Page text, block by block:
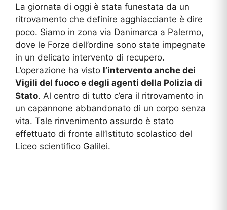
La giornata di oggi è stata funestata da un
ritrovamento che definire agghiacciante è dire
poco. Siamo in zona via Danimarca a Palermo,
dove le Forze dell’ordine sono state impegnate
in un delicato intervento di recupero.
L’operazione ha visto l’intervento anche dei
Vigili del fuoco e degli agenti della Polizia di
Stato. Al centro di tutto c’era il ritrovamento in
un capannone abbandonato di un corpo senza
vita. Tale rinvenimento assurdo è stato
effettuato di fronte all’Istituto scolastico del
Liceo scientifico Galilei.